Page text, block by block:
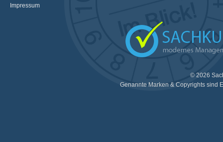
Impressum
© 2026
Genannte Marken & Copyrights sind